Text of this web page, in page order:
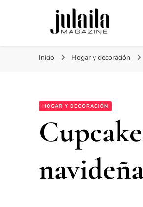
Julaila Magazine
Inicio Hogar y decoración
HOGAR Y DECORACIÓN